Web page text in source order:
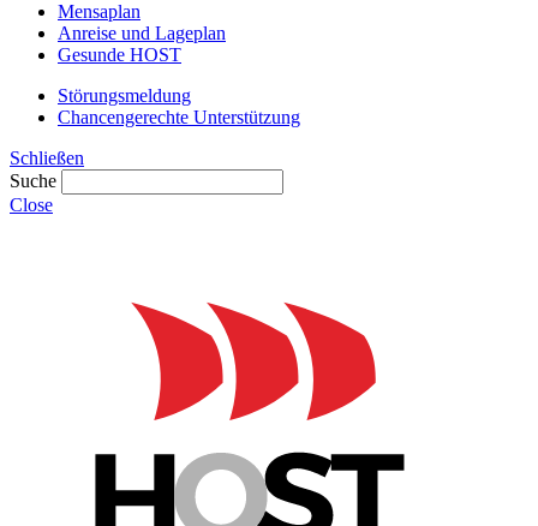
Mensaplan
Anreise und Lageplan
Gesunde HOST
Störungsmeldung
Chancengerechte Unterstützung
Schließen
Suche
Close